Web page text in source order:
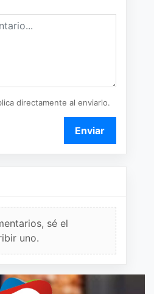
directamente al enviarlo.
Enviar
sé el
uno.